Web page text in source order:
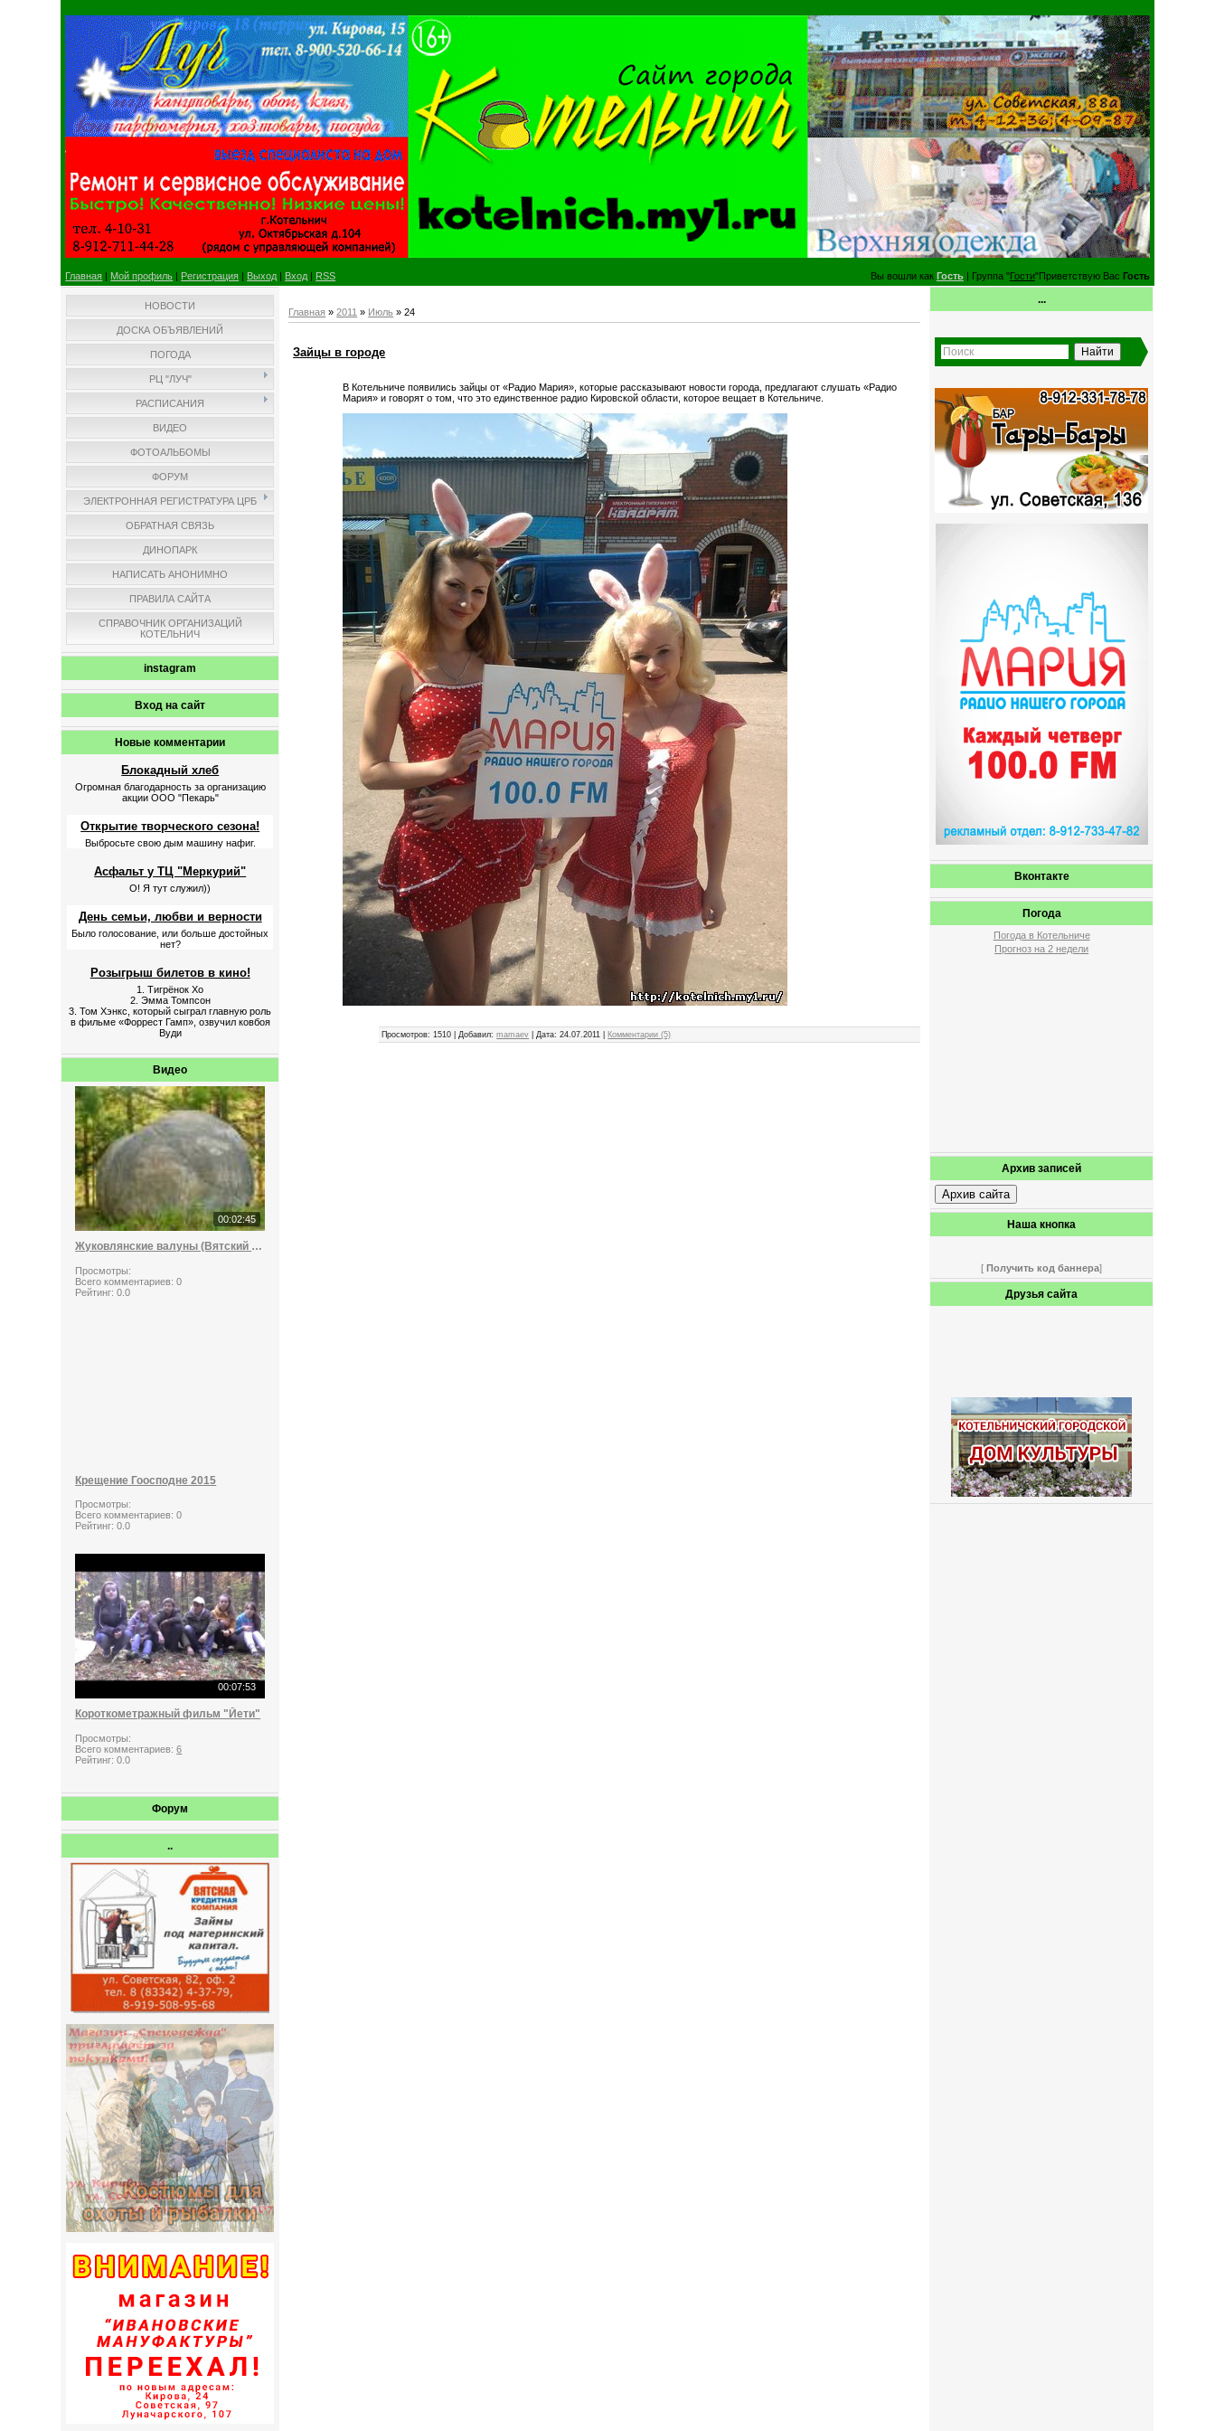
Главная | Мой профиль | Регистрация | Выход | Вход | RSS Вы вошли как Гость| Группа "Гости"Приветствую Вас Гость
НОВОСТИ
ДОСКА ОБЪЯВЛЕНИЙ
ПОГОДА
РЦ "ЛУЧ"
РАСПИСАНИЯ
ВИДЕО
ФОТОАЛЬБОМЫ
ФОРУМ
ЭЛЕКТРОННАЯ РЕГИСТРАТУРА ЦРБ
ОБРАТНАЯ СВЯЗЬ
ДИНОПАРК
НАПИСАТЬ АНОНИМНО
ПРАВИЛА САЙТА
СПРАВОЧНИК ОРГАНИЗАЦИЙ
КОТЕЛЬНИЧ
instagram
Вход на сайт
Новые комментарии
Блокадный хлеб
Огромная благодарность за организацию
акции ООО "Пекарь"
Открытие творческого сезона!
Выбросьте свою дым машину нафиг.
Асфальт у ТЦ "Меркурий"
О! Я тут служил))
День семьи, любви и верности
Было голосование, или больше достойных
нет?
Розыгрыш билетов в кино!
1. Тигрёнок Хо
2. Эмма Томпсон
3. Том Хэнкс, который сыграл главную роль
в фильме «Форрест Гамп», озвучил ковбоя
Вуди
Видео
00:02:45
Жуковлянские валуны (Вятский стоунхендж)
Просмотры:
Всего комментариев:0
Рейтинг:0.0
Крещение Гоосподне 2015
Просмотры:
Всего комментариев:0
Рейтинг:0.0
00:07:53
Короткометражный фильм "Йети"
Просмотры:
Всего комментариев:6
Рейтинг:0.0
Форум
..
Главная »2011 » Июль » 24
Зайцы в городе
В Котельниче появились зайцы от «Радио Мария», которые рассказывают новости города, предлагают слушать «Радио
Мария» и говорят о том, что это единственное радио Кировской области, которое вещает в Котельниче.
Просмотров: 1510 | Добавил:mamaev | Дата:24.07.2011 Комментарии (5)
...
Вконтакте
Погода
Погода в Котельниче
Прогноз на 2 недели
Архив записей
Архив сайта
Наша кнопка
[ Получить код баннера]
Друзья сайта